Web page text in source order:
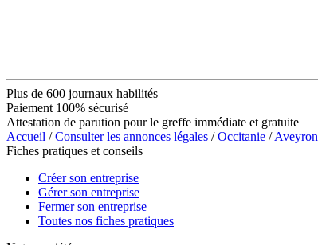
Plus de 600 journaux habilités
Paiement 100% sécurisé
Attestation de parution pour le greffe immédiate et gratuite
Accueil /Consulter les annonces légales /Occitanie /Aveyron
Fiches pratiques et conseils
Créer son entreprise
Gérer son entreprise
Fermer son entreprise
Toutes nos fiches pratiques